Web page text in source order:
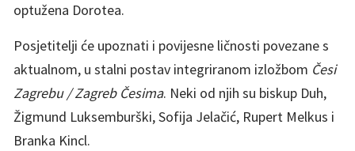
optužena Dorotea.
Posjetitelji će upoznati i povijesne ličnosti povezane s
aktualnom, u stalni postav integriranom izložbom Česi
Zagrebu / Zagreb Česima. Neki od njih su biskup Duh,
Žigmund Luksemburški, Sofija Jelačić, Rupert Melkus i
Branka Kincl.